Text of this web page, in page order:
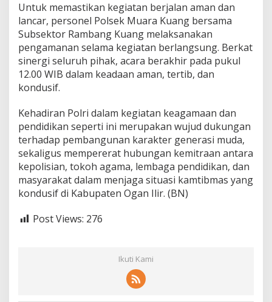
Untuk memastikan kegiatan berjalan aman dan
lancar, personel Polsek Muara Kuang bersama
Subsektor Rambang Kuang melaksanakan
pengamanan selama kegiatan berlangsung. Berkat
sinergi seluruh pihak, acara berakhir pada pukul
12.00 WIB dalam keadaan aman, tertib, dan
kondusif.
Kehadiran Polri dalam kegiatan keagamaan dan
pendidikan seperti ini merupakan wujud dukungan
terhadap pembangunan karakter generasi muda,
sekaligus mempererat hubungan kemitraan antara
kepolisian, tokoh agama, lembaga pendidikan, dan
masyarakat dalam menjaga situasi kamtibmas yang
kondusif di Kabupaten Ogan Ilir. (BN)
Post Views: 276
Ikuti Kami